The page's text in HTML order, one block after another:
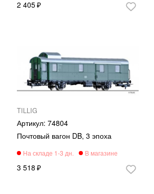
2 405
TILLIG
74804
Почтовый вагон DB, 3 эпоха
3 518